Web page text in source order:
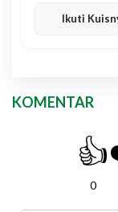
Ikuti
KOMENTAR
👍
0